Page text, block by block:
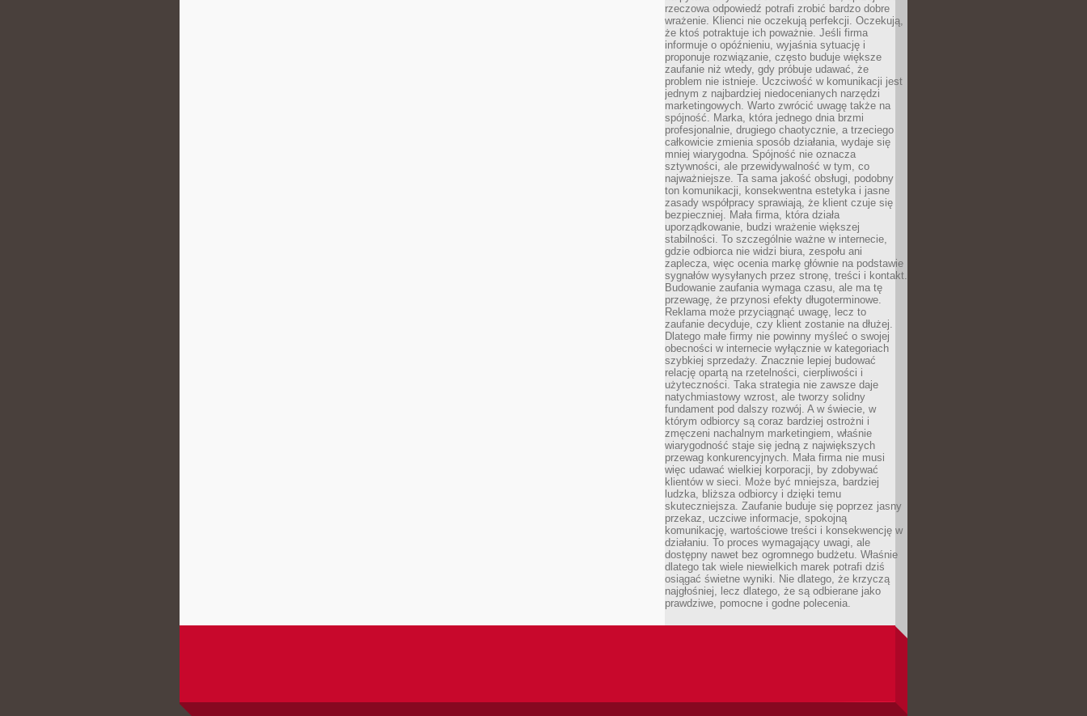
rzeczowa odpowiedź potrafi zrobić bardzo dobre
wrażenie. Klienci nie oczekują perfekcji. Oczekują,
że ktoś potraktuje ich poważnie. Jeśli firma
informuje o opóźnieniu, wyjaśnia sytuację i
proponuje rozwiązanie, często buduje większe
zaufanie niż wtedy, gdy próbuje udawać, że
problem nie istnieje. Uczciwość w komunikacji jest
jednym z najbardziej niedocenianych narzędzi
marketingowych. Warto zwrócić uwagę także na
spójność. Marka, która jednego dnia brzmi
profesjonalnie, drugiego chaotycznie, a trzeciego
całkowicie zmienia sposób działania, wydaje się
mniej wiarygodna. Spójność nie oznacza
sztywności, ale przewidywalność w tym, co
najważniejsze. Ta sama jakość obsługi, podobny
ton komunikacji, konsekwentna estetyka i jasne
zasady współpracy sprawiają, że klient czuje się
bezpieczniej. Mała firma, która działa
uporządkowanie, budzi wrażenie większej
stabilności. To szczególnie ważne w internecie,
gdzie odbiorca nie widzi biura, zespołu ani
zaplecza, więc ocenia markę głównie na podstawie
sygnałów wysyłanych przez stronę, treści i kontakt.
Budowanie zaufania wymaga czasu, ale ma tę
przewagę, że przynosi efekty długoterminowe.
Reklama może przyciągnąć uwagę, lecz to
zaufanie decyduje, czy klient zostanie na dłużej.
Dlatego małe firmy nie powinny myśleć o swojej
obecności w internecie wyłącznie w kategoriach
szybkiej sprzedaży. Znacznie lepiej budować
relację opartą na rzetelności, cierpliwości i
użyteczności. Taka strategia nie zawsze daje
natychmiastowy wzrost, ale tworzy solidny
fundament pod dalszy rozwój. A w świecie, w
którym odbiorcy są coraz bardziej ostrożni i
zmęczeni nachalnym marketingiem, właśnie
wiarygodność staje się jedną z największych
przewag konkurencyjnych. Mała firma nie musi
więc udawać wielkiej korporacji, by zdobywać
klientów w sieci. Może być mniejsza, bardziej
ludzka, bliższa odbiorcy i dzięki temu
skuteczniejsza. Zaufanie buduje się poprzez jasny
przekaz, uczciwe informacje, spokojną
komunikację, wartościowe treści i konsekwencję w
działaniu. To proces wymagający uwagi, ale
dostępny nawet bez ogromnego budżetu. Właśnie
dlatego tak wiele niewielkich marek potrafi dziś
osiągać świetne wyniki. Nie dlatego, że krzyczą
najgłośniej, lecz dlatego, że są odbierane jako
prawdziwe, pomocne i godne polecenia.